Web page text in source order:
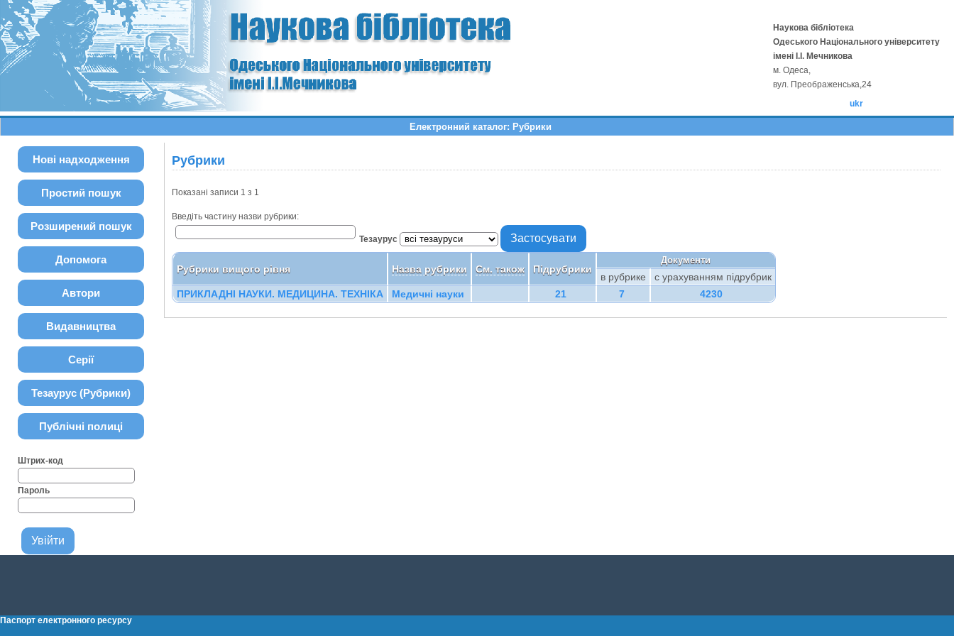
Наукова бібліотека
Одеського Національного університету
імені І.І. Мечникова
м. Одеса,
вул. Преображенська,24
ukr
Електронний каталог: Рубрики
Нові надходження
Простий пошук
Розширений пошук
Допомога
Автори
Видавництва
Серії
Тезаурус (Рубрики)
Публічні полиці
Штрих-код
Пароль
Рубрики
Показані записи 1 з 1
Введіть частину назви рубрики:
Тезаурус
Рубрики вищого рівня Назва рубрики См. також Підрубрики
Документи
в рубрике
с урахуванням підрубрик
ПРИКЛАДНІ НАУКИ. МЕДИЦИНА. ТЕХНІКА
Медичні науки 21 7 4230
Паспорт електронного ресурсу